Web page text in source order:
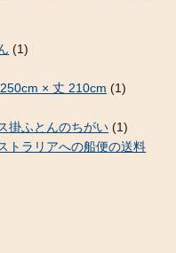
(1)
× 丈 210cm (1)
掛ふとんのちがい (1)
トラリアへの船便の送料